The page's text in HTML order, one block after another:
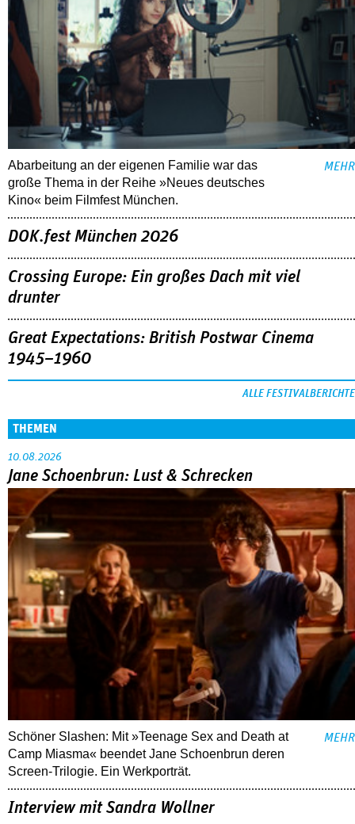
Abarbeitung an der eigenen Familie war das
große Thema in der Reihe »Neues deutsches
Kino« beim Filmfest München.
MEHR
DOK.fest München 2026
Crossing Europe: Ein großes Dach mit viel
drunter
Great Expectations: British Postwar Cinema
1945–1960
ALLE FESTIVALBERICHTE
THEMEN
10.08.2026
Jane Schoenbrun: Lust & Schrecken
Schöner Slashen: Mit »Teenage Sex and Death at
Camp Miasma« beendet Jane Schoenbrun deren
Screen-Trilogie. Ein Werkporträt.
MEHR
Interview mit Sandra Wollner